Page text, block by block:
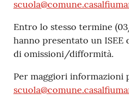
Entro lo stesso termine
hanno presentato un ISEE
di omissioni/difformità.
Per maggiori informazioni